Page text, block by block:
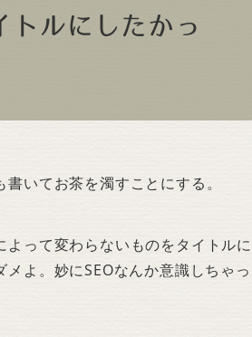
トルにしたかっ
いてお茶を濁すことにする。
って変わらないものをタイトルに
よ。妙にSEOなんか意識しちゃっ